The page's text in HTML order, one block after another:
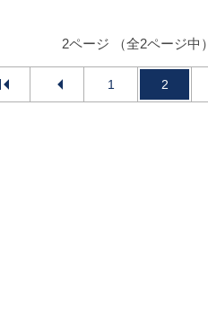
2ページ （全2ページ中）
1 2